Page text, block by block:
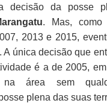
decisão da posse
. Mas,
2013 e 2015,
A única decisão que
é a de 2005,
na área sem
plena das suas